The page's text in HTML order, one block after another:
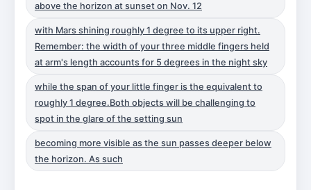
above the horizon at sunset on Nov. 12
with Mars shining roughly 1 degree to its upper right.
Remember: the width of your three middle fingers held
at arm's length accounts for 5 degrees in the night sky
while the span of your little finger is the equivalent to
roughly 1 degree.Both objects will be challenging to
spot in the glare of the setting sun
becoming more visible as the sun passes deeper below
the horizon. As such